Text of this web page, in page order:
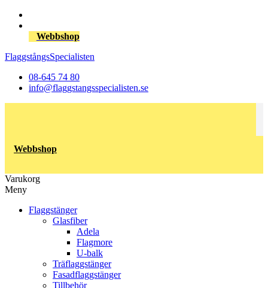
Webbshop
FlaggstångsSpecialisten
08-645 74 80
info@flaggstangsspecialisten.se
Webbshop
Varukorg
Meny
Flaggstänger
Glasfiber
Adela
Flagmore
U-balk
Träflaggstänger
Fasadflaggstänger
Tillbehör